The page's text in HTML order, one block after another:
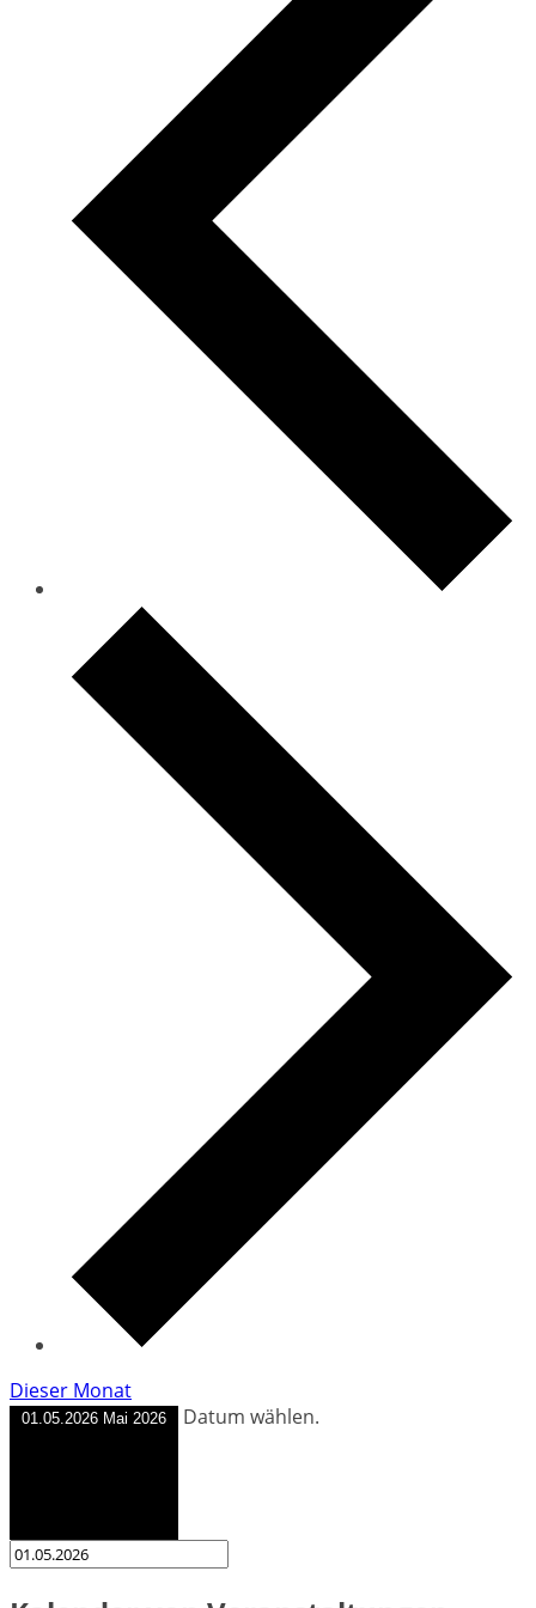
Dieser Monat
01.05.2026 Mai 2026 Datum wählen.